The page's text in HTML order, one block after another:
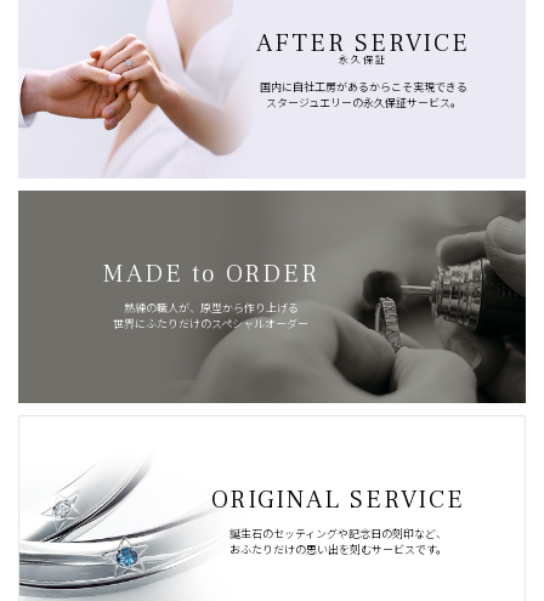
AFTER SERVICE
永久保証
国内に自社工房があるからこそ実現できる
スタージュエリーの永久保証サービス。
MADE to ORDER
熟練の職人が、原型から作り上げる
世界にふたりだけのスペシャルオーダー
ORIGINAL SERVICE
誕生石のセッティングや記念日の刻印など、
おふたりだけの思い出を刻むサービスです。